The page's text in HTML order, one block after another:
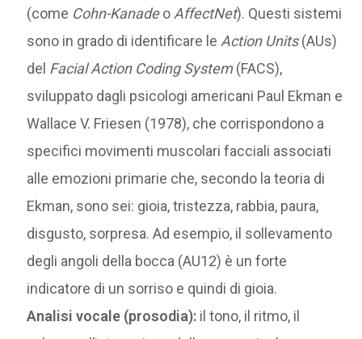
(come Cohn-Kanadeo AffectNet). Questi sistemi
sono in grado di identificare le Action Units(AUs)
del Facial Action Coding System(FACS),
sviluppato dagli psicologi americani Paul Ekman e
Wallace V. Friesen (1978), che corrispondono a
specifici movimenti muscolari facciali associati
alle emozioni primarie che, secondo la teoria di
Ekman, sono sei: gioia, tristezza, rabbia, paura,
disgusto, sorpresa. Ad esempio, il sollevamento
degli angoli della bocca (AU12) è un forte
indicatore di un sorriso e quindi di gioia.
Analisi vocale (prosodia): il tono, il ritmo, il